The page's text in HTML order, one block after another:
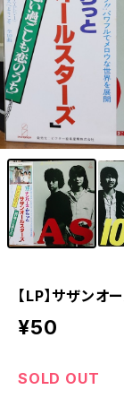
【LP】サザン
¥50
SOLD OUT